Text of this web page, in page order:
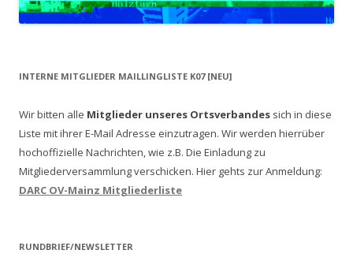
INTERNE MITGLIEDER MAILLINGLISTE K07 [NEU]
Wir bitten alle Mitglieder unseres Ortsverbandes sich in diese
Liste mit ihrer E-Mail Adresse einzutragen. Wir werden hierrüber
hochoffizielle Nachrichten, wie z.B. Die Einladung zu
Mitgliederversammlung verschicken. Hier gehts zur Anmeldung:
DARC OV-Mainz Mitgliederliste
RUNDBRIEF/NEWSLETTER